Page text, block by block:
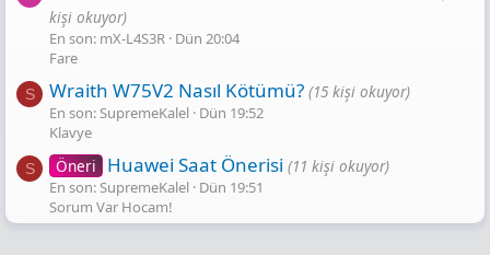
kişi okuyor)
En son: mX-L4S3R Dün 20:04
Fare
S Wraith W75V2 Nasıl Kötümü? (15 kişi okuyor)
En son: SupremeKalel Dün 19:52
Klavye
S Öneri Huawei Saat Önerisi (11 kişi okuyor)
En son: SupremeKalel Dün 19:51
Sorum Var Hocam!